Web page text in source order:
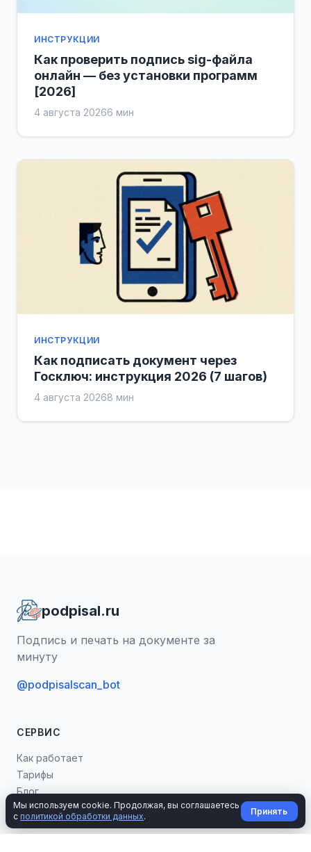
ИНСТРУКЦИИ
Как проверить подпись sig-файла
онлайн — без установки программ
[2026]
4 августа 20266 мин
ИНСТРУКЦИИ
Как подписать документ через
Госключ: инструкция 2026 (7 шагов)
4 августа 20268 мин
podpisal.ru
Подпись и печать на документе за
минуту
@podpisalscan_bot
СЕРВИС
Как работает
Тарифы
Блог
Попробовать
Мы используем cookie. Продолжая, вы соглашаетесь
сполитикой обработки данных. Принять